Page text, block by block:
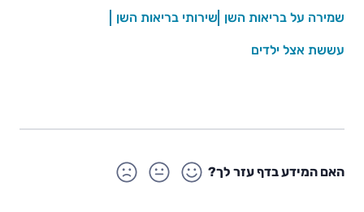
שמירה על בריאות השן שירותי בריאות השן
עששת אצל ילדים
האם המידע בדף עזר לך?